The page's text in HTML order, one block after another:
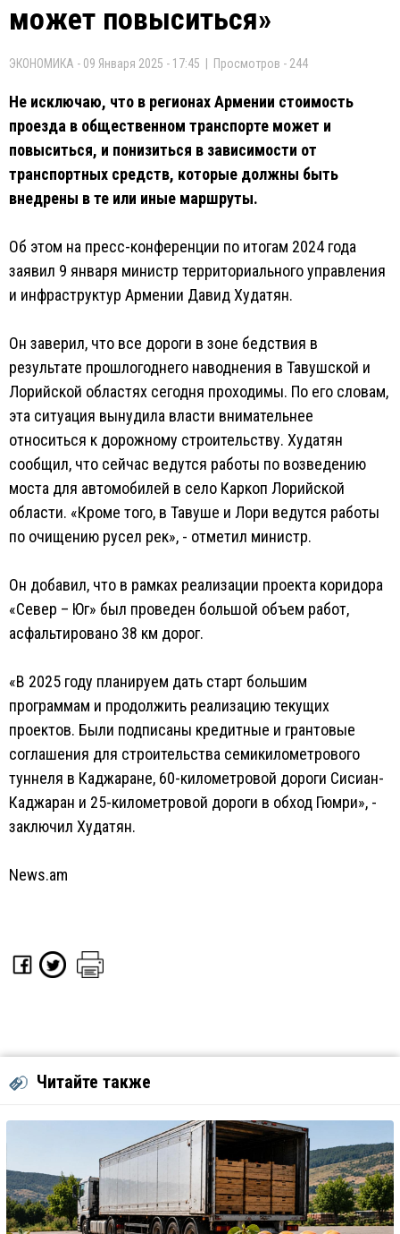
может повыситься»
ЭКОНОМИКА - 09 Января 2025 - 17:45 | Просмотров - 244
Не исключаю, что в регионах Армении стоимость
проезда в общественном транспорте может и
повыситься, и понизиться в зависимости от
транспортных средств, которые должны быть
внедрены в те или иные маршруты.
Об этом на пресс-конференции по итогам 2024 года
заявил 9 января министр территориального управления
и инфраструктур Армении Давид Худатян.
Он заверил, что все дороги в зоне бедствия в
результате прошлогоднего наводнения в Тавушской и
Лорийской областях сегодня проходимы. По его словам,
эта ситуация вынудила власти внимательнее
относиться к дорожному строительству. Худатян
сообщил, что сейчас ведутся работы по возведению
моста для автомобилей в село Каркоп Лорийской
области. «Кроме того, в Тавуше и Лори ведутся работы
по очищению русел рек», - отметил министр.
Он добавил, что в рамках реализации проекта коридора
«Север – Юг» был проведен большой объем работ,
асфальтировано 38 км дорог.
«В 2025 году планируем дать старт большим
программам и продолжить реализацию текущих
проектов. Были подписаны кредитные и грантовые
соглашения для строительства семикилометрового
туннеля в Каджаране, 60-километровой дороги Сисиан-
Каджаран и 25-километровой дороги в обход Гюмри», -
заключил Худатян.
News.am
Читайте также